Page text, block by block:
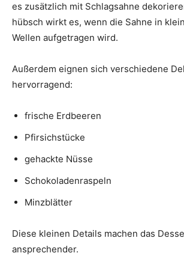
es zusätzlich mit Schlagsahne
hübsch wirkt es, wenn die Sahne in
Wellen aufgetragen wird.
Außerdem eignen sich verschiedene
hervorragend:
frische Erdbeeren
Pfirsichstücke
gehackte Nüsse
Schokoladenraspeln
Minzblätter
Diese kleinen Details machen das
ansprechender.